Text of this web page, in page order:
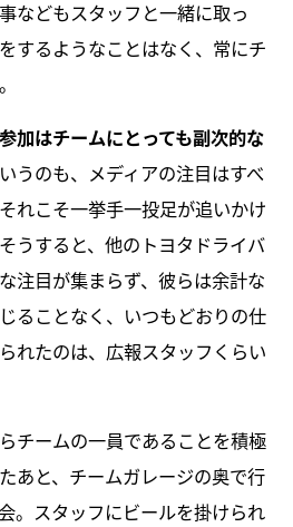
などもスタッフと一緒に取っ
するようなことはなく、常にチ
加はチームにとっても副次的な
うのも、メディアの注目はすべ
れこそ一挙手一投足が追いかけ
うすると、他のトヨタドライバ
注目が集まらず、彼らは余計な
ることなく、いつもどおりの仕
れたのは、広報スタッフくらい
チームの一員であることを積極
あと、チームガレージの奥で行
。スタッフにビールを掛けられ